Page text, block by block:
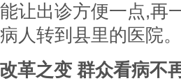
让出诊方便一点,再
人转到县里的医院
革之变 群众看病不